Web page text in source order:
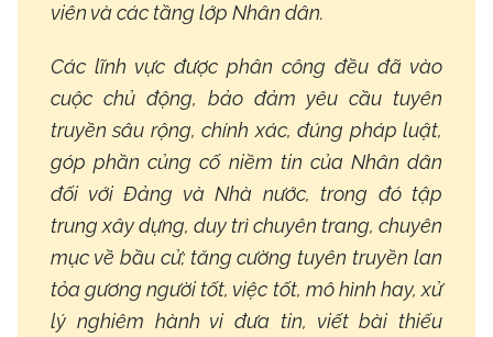
viên và các tầng lớp Nhân dân.
Các lĩnh vực được phân công đều đã vào
cuộc chủ động, bảo đảm yêu cầu tuyên
truyền sâu rộng, chính xác, đúng pháp luật,
góp phần củng cố niềm tin của Nhân dân
đối với Đảng và Nhà nước, trong đó tập
trung xây dựng, duy trì chuyên trang, chuyên
mục về bầu cử; tăng cường tuyên truyền lan
tỏa gương người tốt, việc tốt, mô hình hay, xử
lý nghiêm hành vi đưa tin, viết bài thiếu